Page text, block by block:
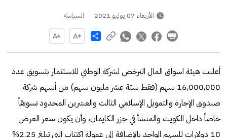
الأربعاء 07 يوليو 2021 السياسة
Share
أعلنت هيئة اسواق المال الترخص لشركة الوطني للاستثمار بتسويق عدد
16,000,000 سهم (فقط ستة عشر مليون سهم) من أسهم شركة
صندوق الإجارة والتمويل الإسلامي الثالث والعشرين المحدود تسويقاً
خاصاً داخل الكويت والمنشأ في جزر الكايمان، وأن يكون سعر العرض
10 دولارات للسهم الواحد بالإضافة إلى عمولة اكتتاب التي تبلغ 2.25%